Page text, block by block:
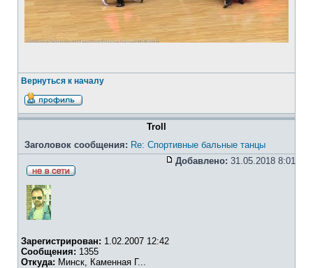
Вернуться к началу
Troll
Заголовок сообщения: Re: Спортивные бальные танцы
Добавлено: 31.05.2018 8:01
Зарегистрирован: 1.02.2007 12:42
Сообщения: 1355
Откуда: Минск, Каменная Г...